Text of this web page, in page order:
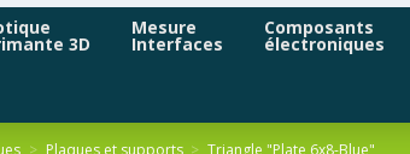
3D
Mesure
Interfaces
Composants
électroniques